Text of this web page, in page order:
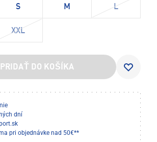
S M L
XXL
PRIDAŤ DO KOŠÍKA
dní
pri objednávke nad 50€**